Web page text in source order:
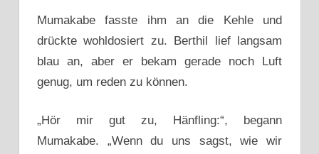
Mumakabe fasste ihm an die Kehle und
drückte wohldosiert zu. Berthil lief langsam
blau an, aber er bekam gerade noch Luft
genug, um reden zu können.
„Hör mir gut zu, Hänfling:“, begann
Mumakabe. „Wenn du uns sagst, wie wir